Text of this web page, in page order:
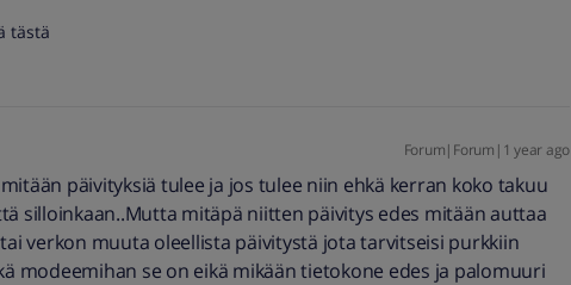
tästä
Forum|Forum|1 year ago
päivityksiä tulee ja jos tulee niin ehkä kerran koko takuu
silloinkaan..Mutta mitäpä niitten päivitys edes mitään auttaa
verkon muuta oleellista päivitystä jota tarvitseisi purkkiin
modeemihan se on eikä mikään tietokone edes ja palomuuri